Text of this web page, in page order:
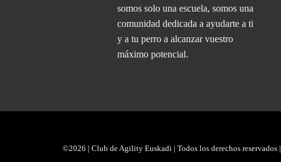
somos solo una escuela, somos una
comunidad dedicada a ayudarte a ti
y a tu perro a alcanzar vuestro
máximo potencial.
©2026 | Club de Agility Euskadi | Todos los derechos reservados |